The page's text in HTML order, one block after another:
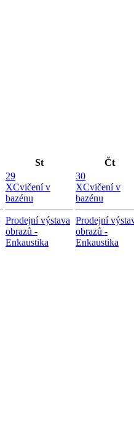
St
Čt
29
XCvičení v
bazénu
Prodejní výstava
obrazů -
Enkaustika
30
XCvičení v
bazénu
Prodejní
obrazů -
Enkaustika